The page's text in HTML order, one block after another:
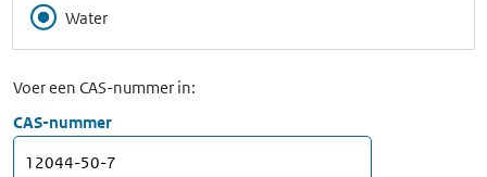
Water
Voer een CAS-nummer in:
CAS-nummer